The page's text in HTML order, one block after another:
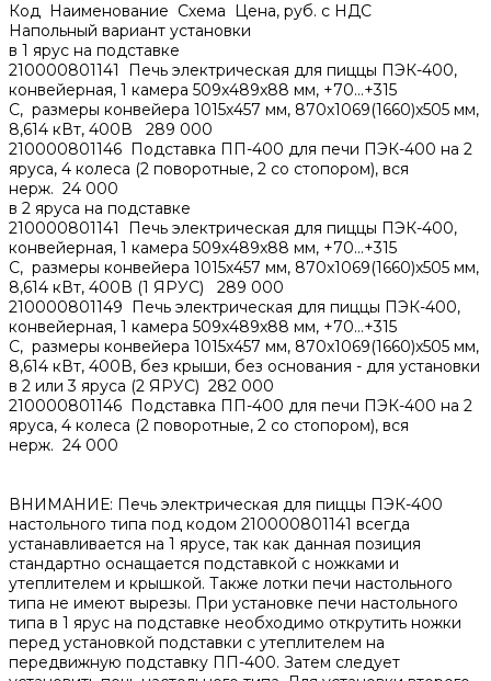
Код Наименование Схема Цена, руб. с НДС
Напольный вариант установки
в 1 ярус на подставке
210000801141 Печь электрическая для пиццы ПЭК-400,
конвейерная, 1 камера 509x489x88 мм, +70…+315
С, размеры конвейера 1015х457 мм, 870x1069(1660)x505 мм,
8,614 кВт, 400В 289 000
210000801146 Подставка ПП-400 для печи ПЭК-400 на 2
яруса, 4 колеса (2 поворотные, 2 со стопором), вся
нерж. 24 000
в 2 яруса на подставке
210000801141 Печь электрическая для пиццы ПЭК-400,
конвейерная, 1 камера 509x489x88 мм, +70…+315
С, размеры конвейера 1015х457 мм, 870x1069(1660)x505 мм,
8,614 кВт, 400В (1 ЯРУС) 289 000
210000801149 Печь электрическая для пиццы ПЭК-400,
конвейерная, 1 камера 509x489x88 мм, +70…+315
С, размеры конвейера 1015х457 мм, 870x1069(1660)x505 мм,
8,614 кВт, 400В, без крыши, без основания - для установки
в 2 или 3 яруса (2 ЯРУС) 282 000
210000801146 Подставка ПП-400 для печи ПЭК-400 на 2
яруса, 4 колеса (2 поворотные, 2 со стопором), вся
нерж. 24 000
ВНИМАНИЕ: Печь электрическая для пиццы ПЭК-400
настольного типа под кодом 210000801141 всегда
устанавливается на 1 ярусе, так как данная позиция
стандартно оснащается подставкой с ножками и
утеплителем и крышкой. Также лотки печи настольного
типа не имеют вырезы. При установке печи настольного
типа в 1 ярус на подставке необходимо открутить ножки
перед установкой подставки с утеплителем на
передвижную подставку ПП-400. Затем следует